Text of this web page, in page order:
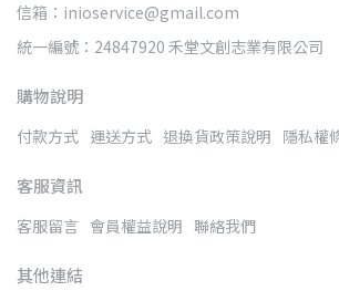
信箱：inioservice@gmail.com
統一編號：24847920 禾堂文創志業有限公司
購物說明
付款方式 運送方式 退換貨政策說明 隱私權
客服資訊
客服留言 會員權益說明 聯絡我們
其他連結